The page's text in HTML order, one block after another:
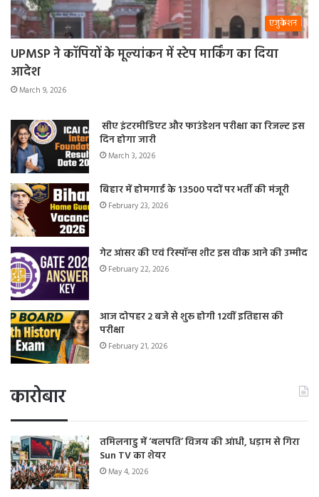
एजुकेशन
UPMSP ने कॉपियों के मूल्यांकन में स्टेप मार्किंग का दिया
आदेश
March 9, 2026
सीए इंटरमीडिएट और फाउंडेशन परीक्षा का रिजल्ट इस
दिन होगा जारी
March 3, 2026
बिहार में होमगार्ड के 13500 पदों पर भर्ती की मंजूरी
February 23, 2026
गेट आंसर की एवं रिस्पॉन्स शीट इस वीक आने की उम्मीद
February 22, 2026
आज दोपहर 2 बजे से शुरू होगी 12वीं इतिहास की
परीक्षा
February 21, 2026
कारोबार
तमिलनाडु में ‘थलपति’ विजय की आंधी, धड़ाम से गिरा
Sun TV का शेयर
May 4, 2026